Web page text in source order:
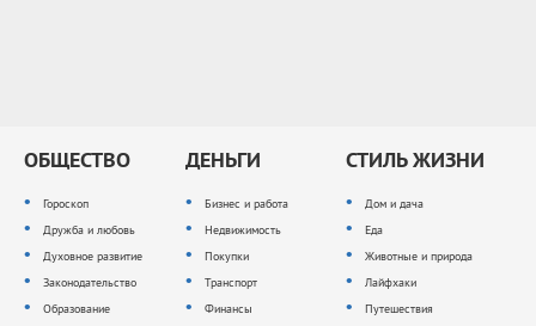
ОБЩЕСТВО
Гороскоп
Дружба и любовь
Духовное развитие
Законодательство
Образование
ДЕНЬГИ
Бизнес и работа
Недвижимость
Покупки
Транспорт
Финансы
СТИЛЬ ЖИЗНИ
Дом и дача
Еда
Животные и природа
Лайфхаки
Путешествия